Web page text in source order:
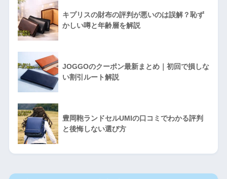
キプリスの財布の評判が悪いのは誤解？恥ず
かしい噂と年齢層を解説
JOGGOのクーポン最新まとめ｜初回で損しな
い割引ルート解説
豊岡鞄ランドセルUMIの口コミでわかる評判
と後悔しない選び方